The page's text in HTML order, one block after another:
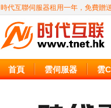
時代互聯伺服器租用一年，免費贈
首頁 雲伺服器 雲